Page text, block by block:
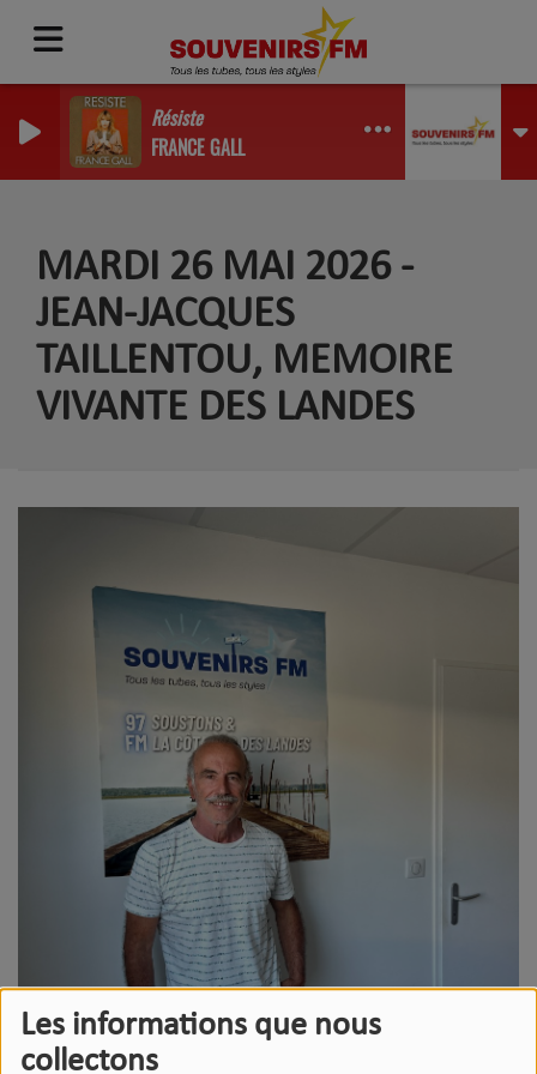
Les informations que nous
collectons
Résiste
FRANCE GALL
MARDI 26 MAI 2026 -
JEAN-JACQUES
TAILLENTOU, MEMOIRE
VIVANTE DES LANDES